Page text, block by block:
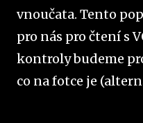
vnoučata. Tento
pro nás pro čtení s
kontroly budeme
co na fotce je